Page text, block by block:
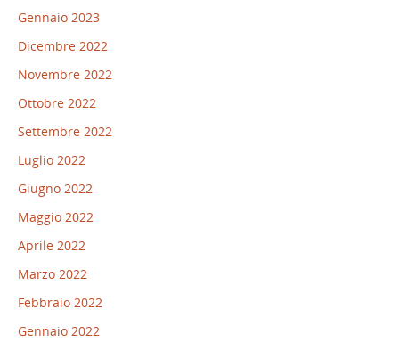
Gennaio 2023
Dicembre 2022
Novembre 2022
Ottobre 2022
Settembre 2022
Luglio 2022
Giugno 2022
Maggio 2022
Aprile 2022
Marzo 2022
Febbraio 2022
Gennaio 2022